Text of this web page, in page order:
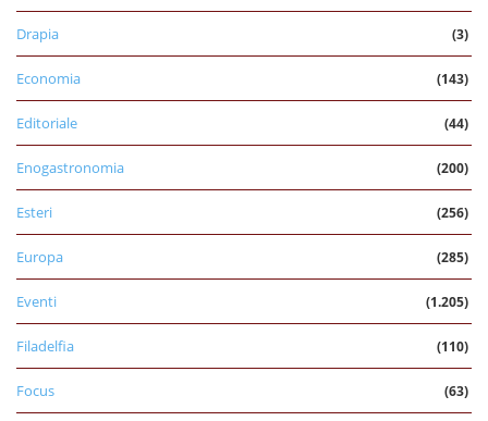
Drapia (3)
Economia (143)
Editoriale (44)
Enogastronomia (200)
Esteri (256)
Europa (285)
Eventi (1.205)
Filadelfia (110)
Focus (63)